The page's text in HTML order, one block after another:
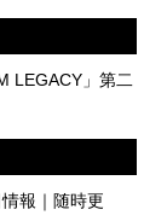
LEGACY」第二
報｜随時更